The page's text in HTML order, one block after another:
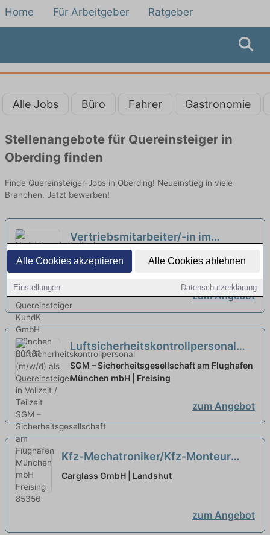
Alle Cookies akzeptieren Alle Cookies ablehnen
Einstellungen Datenschutzerklärung
Home Für Arbeitgeber Ratgeber
Alle Jobs Büro Fahrer Gastronomie
Stellenangebote für Quereinsteiger in
Oberding finden
Finde Quereinsteiger-Jobs in Oberding! Neueinstieg in viele
Branchen. Jetzt bewerben!
Vertriebsmitarbeiter/-in im
Innendienst (m/w/d) auch für
Quereinsteiger
KundK GmbH | München
zum Angebot
Luftsicherheitskontrollpersonal
(m/w/d) als Quereinsteiger in
Vollzeit / Teilzeit neu
SGM – Sicherheitsgesellschaft am Flughafen
München mbH | Freising
zum Angebot
Kfz-Mechatroniker/Kfz-Monteur
(w/m/d) Fahrzeugglas in Landshut -
Carglass GmbH | Landshut
zum Angebot